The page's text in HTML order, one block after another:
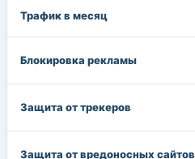
Трафик в месяц
Блокировка рекламы
Защита от трекеров
Защита от вредоносных сайтов